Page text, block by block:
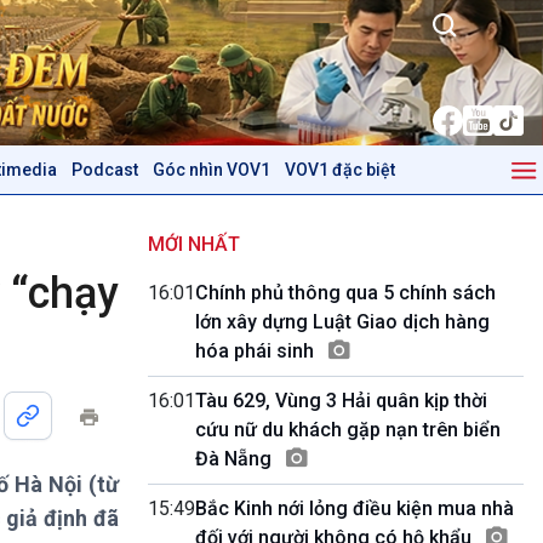
Podcast Góc nhìn VOV1 VOV1 đặc biệt
Trước giờ mở cửa
Dòng chảy Kinh tế
Tuyên chiến với gian lận
thương mại
Mùa vàng
Biển đảo Việt Nam
Tâm tình biên giới và hải
Tìm hiểu biển, đảo Việt
Nam
Podcast
Góc nhìn VOV1
Bình luận
Hà Nội (từ
định đã
MỚI NHẤT
16:01Chính phủ thông qua 5 chính sách
lớn xây dựng Luật Giao dịch hàng
hóa phái sinh
16:01Tàu 629, Vùng 3 Hải quân kịp thời
cứu nữ du khách gặp nạn trên biển
Đà Nẵng
15:49Bắc Kinh nới lỏng điều kiện mua nhà
đối với người không có hộ khẩu